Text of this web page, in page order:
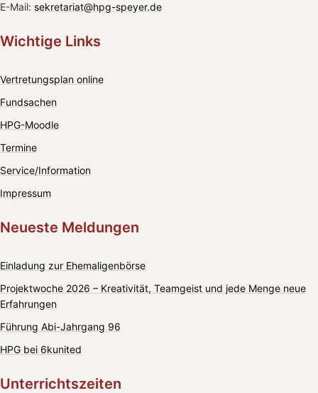
E-Mail: sekretariat@hpg-speyer.de
Wichtige Links
Vertretungsplan online
Fundsachen
HPG-Moodle
Termine
Service/Information
Impressum
Neueste Meldungen
Einladung zur Ehemaligenbörse
Projektwoche 2026 – Kreativität, Teamgeist und jede Menge neue
Erfahrungen
Führung Abi-Jahrgang 96
HPG bei 6kunited
Unterrichtszeiten